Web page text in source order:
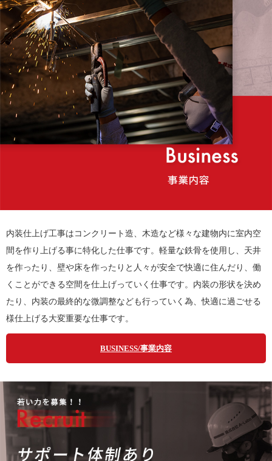
内装仕上げ工事はコンクリート造、木造など様々な建物内に室内空
間を作り上げる事に特化した仕事です。軽量な鉄骨を使用し、天井
を作ったり、壁や床を作ったりと人々が安全で快適に住んだり、働
くことができる空間を仕上げっていく仕事です。内装の形状を決め
たり、内装の最終的な微調整なども行っていく為、快適に過ごせる
様仕上げる大変重要な仕事です。
BUSINESS/事業内容